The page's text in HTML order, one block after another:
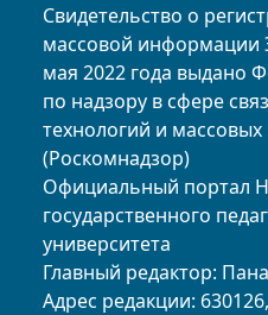
Свидетельство о
массовой информации
мая 2022 года выдано
по надзору в сфере
технологий и
(Роскомнадзор)
Официальный портал
государственного
университета
Главный редактор:
Адрес редакции: